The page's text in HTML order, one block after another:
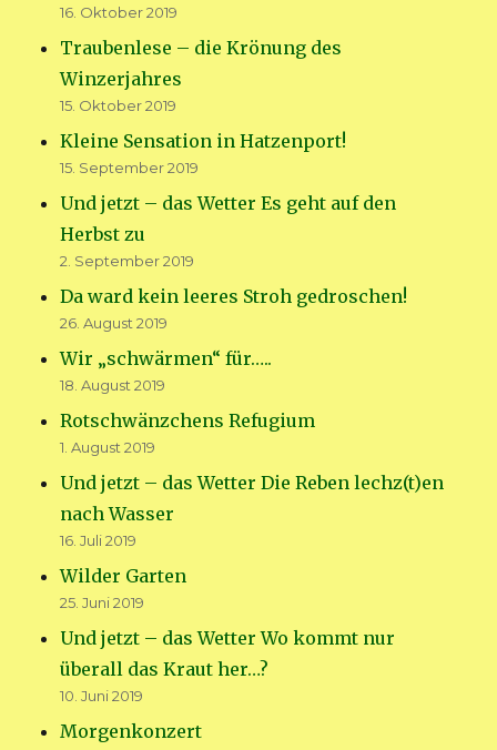
16. Oktober 2019
Traubenlese – die Krönung des
Winzerjahres
15. Oktober 2019
Kleine Sensation in Hatzenport!
15. September 2019
Und jetzt – das Wetter Es geht auf den
Herbst zu
2. September 2019
Da ward kein leeres Stroh gedroschen!
26. August 2019
Wir „schwärmen“ für…..
18. August 2019
Rotschwänzchens Refugium
1. August 2019
Und jetzt – das Wetter Die Reben lechz(t)en
nach Wasser
16. Juli 2019
Wilder Garten
25. Juni 2019
Und jetzt – das Wetter Wo kommt nur
überall das Kraut her…?
10. Juni 2019
Morgenkonzert